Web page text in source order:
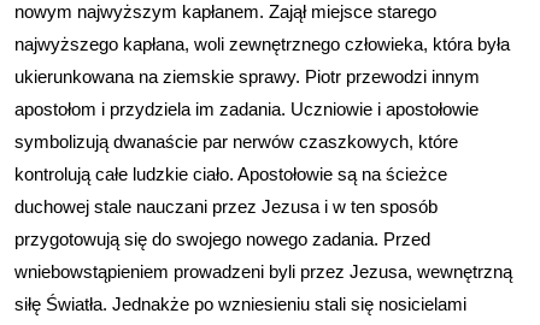
nowym najwyższym kapłanem. Zajął miejsce starego
najwyższego kapłana, woli zewnętrznego człowieka, która była
ukierunkowana na ziemskie sprawy. Piotr przewodzi innym
apostołom i przydziela im zadania. Uczniowie i apostołowie
symbolizują dwanaście par nerwów czaszkowych, które
kontrolują całe ludzkie ciało. Apostołowie są na ścieżce
duchowej stale nauczani przez Jezusa i w ten sposób
przygotowują się do swojego nowego zadania. Przed
wniebowstąpieniem prowadzeni byli przez Jezusa, wewnętrzną
siłę Światła. Jednakże po wzniesieniu stali się nosicielami